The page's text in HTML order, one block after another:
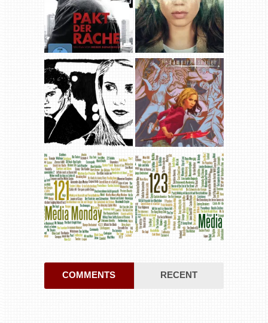
COMMENTS RECENT